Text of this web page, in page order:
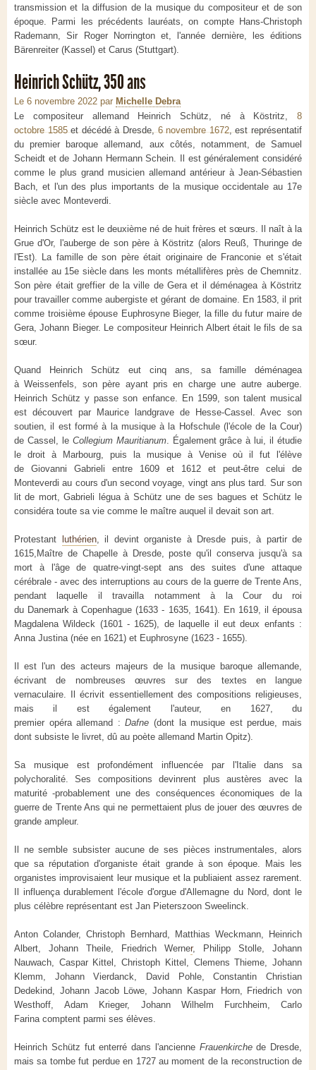
transmission et la diffusion de la musique du compositeur et de son
époque. Parmi les précédents lauréats, on compte Hans-Christoph
Rademann, Sir Roger Norrington et, l'année dernière, les éditions
Bärenreiter (Kassel) et Carus (Stuttgart).
Heinrich Schütz, 350 ans
Le 6 novembre 2022 par Michelle Debra
Le compositeur allemand Heinrich Schütz, né à Köstritz, 8
octobre 1585et décédé à Dresde,6 novembre 1672, est représentatif
du premier baroque allemand, aux côtés, notamment, de Samuel
Scheidt et de Johann Hermann Schein. Il est généralement considéré
comme le plus grand musicien allemand antérieur à Jean-Sébastien
Bach, et l'un des plus importants de la musique occidentale au 17e
siècle avec Monteverdi.
Heinrich Schütz est le deuxième né de huit frères et sœurs. Il naît à la
Grue d'Or, l'auberge de son père à Köstritz (alors Reuß, Thuringe de
l'Est). La famille de son père était originaire de Franconie et s'était
installée au 15e siècle dans les monts métallifères près de Chemnitz.
Son père était greffier de la ville de Gera et il déménagea à Köstritz
pour travailler comme aubergiste et gérant de domaine. En 1583, il prit
comme troisième épouse Euphrosyne Bieger, la fille du futur maire de
Gera, Johann Bieger. Le compositeur Heinrich Albert était le fils de sa
sœur.
Quand Heinrich Schütz eut cinq ans, sa famille déménagea
à Weissenfels, son père ayant pris en charge une autre auberge.
Heinrich Schütz y passe son enfance. En 1599, son talent musical
est découvert par Maurice landgrave de Hesse-Cassel. Avec son
soutien, il est formé à la musique à la Hofschule (l'école de la Cour)
de Cassel, le Collegium Mauritianum. Également grâce à lui, il étudie
le droit à Marbourg, puis la musique à Venise où il fut l'élève
de Giovanni Gabrieli entre 1609 et 1612 et peut-être celui de
Monteverdi au cours d'un second voyage, vingt ans plus tard. Sur son
lit de mort, Gabrieli légua à Schütz une de ses bagues et Schütz le
considéra toute sa vie comme le maître auquel il devait son art.
Protestant luthérien, il devint organiste à Dresde puis, à partir de
1615,Maître de Chapelle à Dresde, poste qu'il conserva jusqu'à sa
mort à l'âge de quatre-vingt-sept ans des suites d'une attaque
cérébrale - avec des interruptions au cours de la guerre de Trente Ans,
pendant laquelle il travailla notamment à la Cour du roi
du Danemark à Copenhague (1633 - 1635, 1641). En 1619, il épousa
Magdalena Wildeck (1601 - 1625), de laquelle il eut deux enfants :
Anna Justina (née en 1621) et Euphrosyne (1623 - 1655).
Il est l'un des acteurs majeurs de la musique baroque allemande,
écrivant de nombreuses œuvres sur des textes en langue
vernaculaire. Il écrivit essentiellement des compositions religieuses,
mais il est également l'auteur, en 1627, du
premier opéra allemand :Dafne (dont la musique est perdue, mais
dont subsiste le livret, dû au poète allemand Martin Opitz).
Sa musique est profondément influencée par l'Italie dans sa
polychoralité. Ses compositions devinrent plus austères avec la
maturité -probablement une des conséquences économiques de la
guerre de Trente Ans qui ne permettaient plus de jouer des œuvres de
grande ampleur.
Il ne semble subsister aucune de ses pièces instrumentales, alors
que sa réputation d'organiste était grande à son époque. Mais les
organistes improvisaient leur musique et la publiaient assez rarement.
Il influença durablement l'école d'orgue d'Allemagne du Nord, dont le
plus célèbre représentant est Jan Pieterszoon Sweelinck.
Anton Colander, Christoph Bernhard, Matthias Weckmann, Heinrich
Albert, Johann Theile, Friedrich Werner, Philipp Stolle, Johann
Nauwach, Caspar Kittel, Christoph Kittel, Clemens Thieme, Johann
Klemm, Johann Vierdanck, David Pohle, Constantin Christian
Dedekind, Johann Jacob Löwe, Johann Kaspar Horn, Friedrich von
Westhoff, Adam Krieger, Johann Wilhelm Furchheim, Carlo
Farina comptent parmi ses élèves.
Heinrich Schütz fut enterré dans l'ancienne Frauenkirchede Dresde,
mais sa tombe fut perdue en 1727 au moment de la reconstruction de